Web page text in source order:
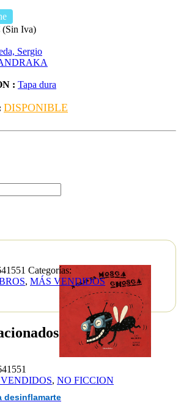
(Sin Iva)
Sergio
: Tapa dura
DISPONIBLE
Categorías:
, MÁS VENDIDOS
, NO FICCION
desinflamarte